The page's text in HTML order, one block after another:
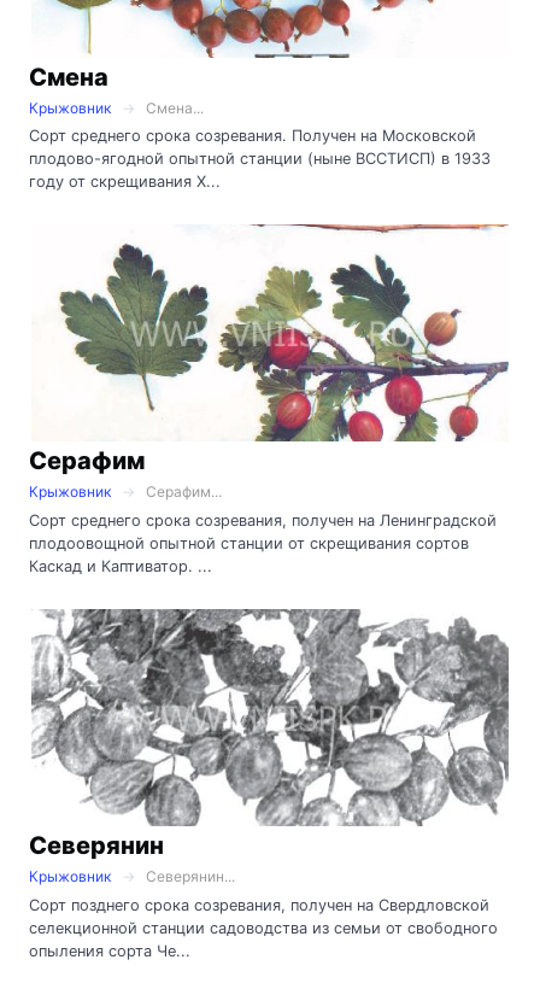
Смена
Крыжовник
Смена...
Сорт среднего срока созревания. Получен на Московской
плодово-ягодной опытной станции (ныне ВССТИСП) в 1933
году от скрещивания Х...
Серафим
Крыжовник
Серафим...
Сорт среднего срока созревания, получен на Ленинградской
плодоовощной опытной станции от скрещивания сортов
Каскад и Каптиватор. ...
Северянин
Крыжовник
Северянин...
Сорт позднего срока созревания, получен на Свердловской
селекционной станции садоводства из семьи от свободного
опыления сорта Че...